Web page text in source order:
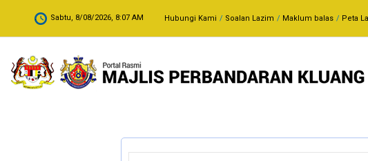
. Sabtu, 8/08/2026, 8:07 AM Hubungi Kami Soalan Lazim Maklum balas Peta